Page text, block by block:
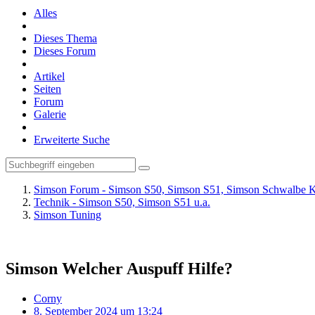
Alles
Dieses Thema
Dieses Forum
Artikel
Seiten
Forum
Galerie
Erweiterte Suche
Simson Forum - Simson S50, Simson S51, Simson Schwalbe
Technik - Simson S50, Simson S51 u.a.
Simson Tuning
Simson Welcher Auspuff Hilfe?
Corny
8. September 2024 um 13:24